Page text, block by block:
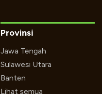
Provinsi
Jawa Tengah
Sulawesi Utara
Banten
Lihat semua